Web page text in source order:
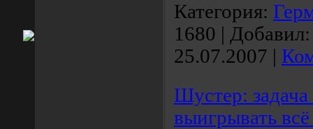
Категория:
1680 | Добавил:
25.07.2007 |
Шустер:
выигрывать всё